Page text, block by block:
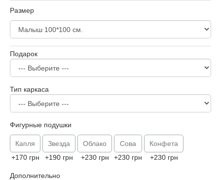
Размер
Подарок
Тип каркаса
Фигурные подушки
Капля
+170 грн
Звезда
+190 грн
Облако
+230 грн
Сова
+230 грн
Конфета
+230 грн
Дополнительно